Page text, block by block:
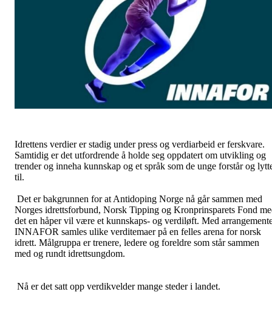
Idrettens verdier er stadig under press og verdiarbeid er ferskvare.
Samtidig er det utfordrende å holde seg oppdatert om utvikling og
trender og inneha kunnskap og et språk som de unge forstår og
til.
Det er bakgrunnen for at Antidoping Norge nå går sammen med
Norges idrettsforbund, Norsk Tipping og Kronprinsparets Fond
det en håper vil være et kunnskaps- og verdiløft. Med
INNAFOR samles ulike verditemaer på en felles arena for norsk
idrett. Målgruppa er trenere, ledere og foreldre som står sammen
med og rundt idrettsungdom.
Nå er det satt opp verdikvelder mange steder i landet.